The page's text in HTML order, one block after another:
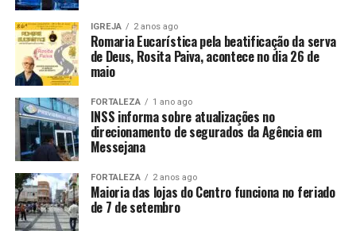
IGREJA 2 anos ago
Romaria Eucarística pela beatificação da serva
de Deus, Rosita Paiva, acontece no dia 26 de
maio
FORTALEZA 1 ano ago
INSS informa sobre atualizações no
direcionamento de segurados da Agência em
Messejana
FORTALEZA 2 anos ago
Maioria das lojas do Centro funciona no feriado
de 7 de setembro